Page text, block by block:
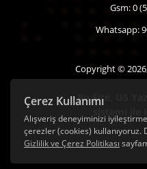
Çerez Kullanımı
Alışveriş deneyiminizi
çerezler (cookies) kullanıyoruz.
Gizlilik ve Çerez Politikası
Gsm: 0
Whatsapp:
Copyright ©
Bu Site,